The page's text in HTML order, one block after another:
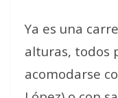
Ya es una
alturas, todos
acomodarse